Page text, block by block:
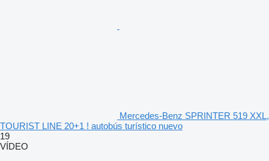
Mercedes-Benz SPRINTER 519 XXL,
TOURIST LINE 20+1 ! autobús turístico nuevo
19
VÍDEO